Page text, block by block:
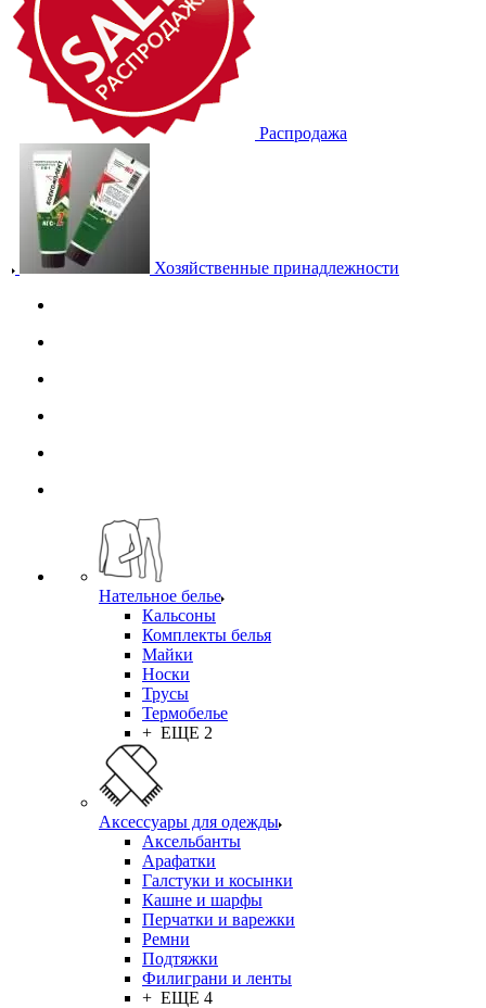
Распродажа
Хозяйственные принадлежности
Нательное белье
Кальсоны
Комплекты белья
Майки
Носки
Трусы
Термобелье
+ ЕЩЕ 2
Аксессуары для одежды
Аксельбанты
Арафатки
Галстуки и косынки
Кашне и шарфы
Перчатки и варежки
Ремни
Подтяжки
Филиграни и ленты
+ ЕЩЕ 4